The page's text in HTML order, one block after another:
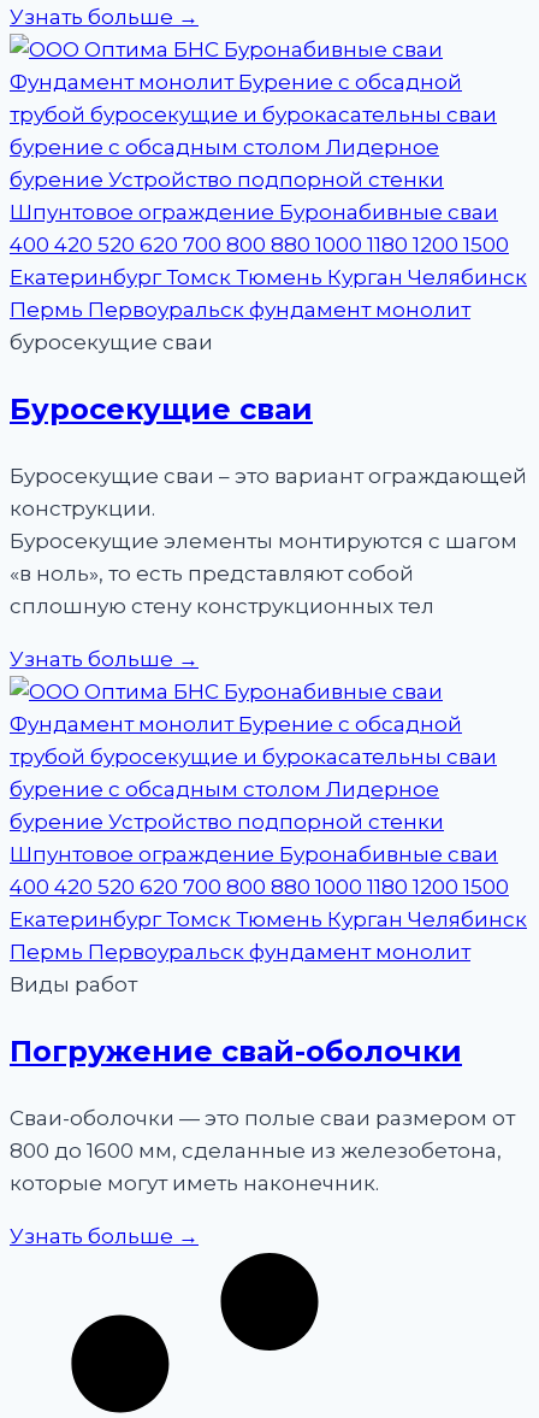
Узнать больше →
буросекущие сваи
Буросекущие сваи
Буросекущие сваи – это вариант ограждающей
конструкции.
Буросекущие элементы монтируются с шагом
«в ноль», то есть представляют собой
сплошную стену конструкционных тел
Узнать больше →
Виды работ
Погружение свай-оболочки
Сваи-оболочки — это полые сваи размером от
800 до 1600 мм, сделанные из железобетона,
которые могут иметь наконечник.
Узнать больше →